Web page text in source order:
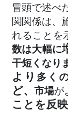
冒頭で述べ
関関係は、
れることを
数は大幅に
干短くなり
より 多く
ど、 市場が
ことを反